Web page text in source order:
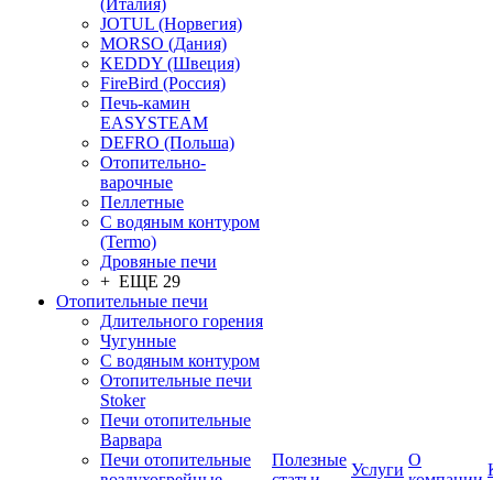
(Италия)
JOTUL (Норвегия)
MORSO (Дания)
KEDDY (Швеция)
FireBird (Россия)
Печь-камин
EASYSTEAM
DEFRO (Польша)
Отопительно-
варочные
Пеллетные
С водяным контуром
(Termo)
Дровяные печи
+ ЕЩЕ 29
Отопительные печи
Длительного горения
Чугунные
C водяным контуром
Отопительные печи
Stoker
Печи отопительные
Варвара
Печи отопительные
Полезные
Услуги
О